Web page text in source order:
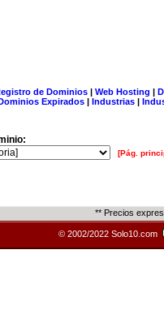
de Dominios| Web Hosting |
Expirados | Industrias |
[Pág.
** Precios
© 2002/2022 Solo10.com